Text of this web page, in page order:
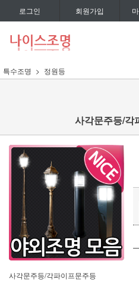
로그인 회원가입
특수조명 정원등
사각문주등/각
사각문주등/각파이프문주등